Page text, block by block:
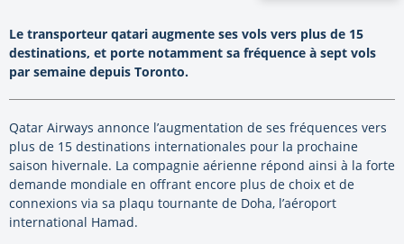
Le transporteur qatari augmente ses vols vers plus de 15
destinations, et porte notamment sa fréquence à sept vols
par semaine depuis Toronto.
Qatar Airways annonce l’augmentation de ses fréquences vers
plus de 15 destinations internationales pour la prochaine
saison hivernale. La compagnie aérienne répond ainsi à la forte
demande mondiale en offrant encore plus de choix et de
connexions via sa plaqu tournante de Doha, l’aéroport
international Hamad.